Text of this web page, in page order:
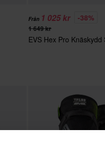
Från 1 025 kr -38%
1 649 kr
EVS Hex Pro Knäskydd